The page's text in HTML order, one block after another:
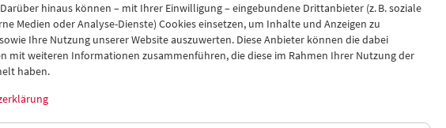
2017
– Direktorenwechsel
des Filmmuseums freut sich, Michael Loebenstein als neuen Direktor des Hauses zu
hinaus können – mit Ihrer Einwilligung – eingebundene Drittanbieter (z. B. soziale
Medien oder Analyse-Dienste) Cookies einsetzen, um Inhalte und Anzeigen zu
Ihre Nutzung unserer Website auszuwerten. Diese Anbieter können die dabei
mit weiteren Informationen zusammenführen, die diese im Rahmen Ihrer Nutzung der
haben.